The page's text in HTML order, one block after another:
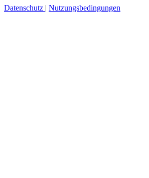
Datenschutz | Nutzungsbedingungen